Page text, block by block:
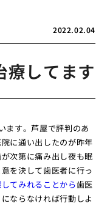
2022.02.04
療してます
ます。芦屋で評判のあ
に通い出したのが昨年
次第に痛み出し夜も眠
を決して歯医者に行っ
てみれることから歯医
ならなければ行動しよ